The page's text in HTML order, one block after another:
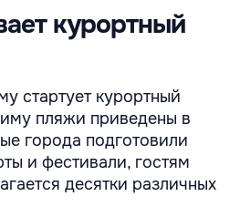
курортный
стартует курортный
пляжи приведены в
города подготовили
и фестивали, гостям
десятки различных